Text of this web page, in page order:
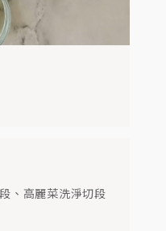
、高麗菜洗淨切段
。